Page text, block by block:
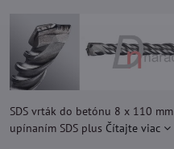
SDS vrták do betónu 8 x 110
upínaním SDS plus Čítajte viac